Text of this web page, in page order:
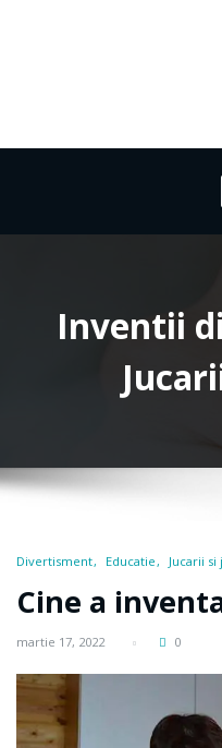
Inventii
Divertisment Educatie Jucarii
Cine a
martie 17, 2022 0